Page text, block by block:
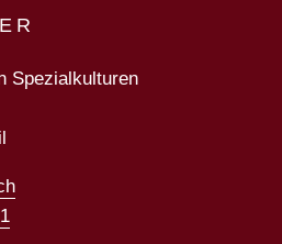
Spezialkulturen